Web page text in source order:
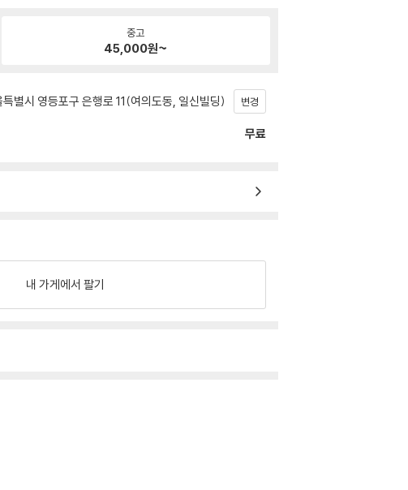
중고
45,000원~
특별시 영등포구 은행로 11(여의도동, 일신빌딩) 변경
무료
내 가게에서 팔기